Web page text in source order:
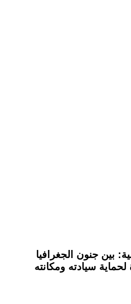
بين جنون الجغرافيا
سيادته ومكانته